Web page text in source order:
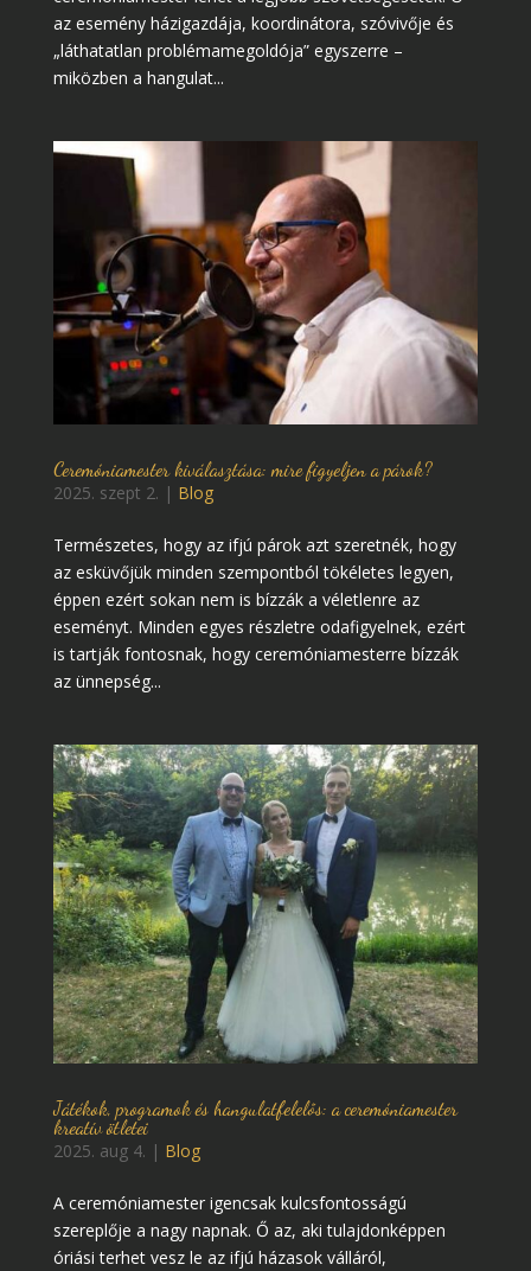
az esemény házigazdája, koordinátora, szóvivője és
„láthatatlan problémamegoldója” egyszerre –
miközben a hangulat...
Ceremóniamester kiválasztása: mire figyeljen a párok?
2025. szept 2. | Blog
Természetes, hogy az ifjú párok azt szeretnék, hogy
az esküvőjük minden szempontból tökéletes legyen,
éppen ezért sokan nem is bízzák a véletlenre az
eseményt. Minden egyes részletre odafigyelnek, ezért
is tartják fontosnak, hogy ceremóniamesterre bízzák
az ünnepség...
Játékok, programok és hangulatfelelős: a ceremóniamester
kreatív ötletei
2025. aug 4. | Blog
A ceremóniamester igencsak kulcsfontosságú
szereplője a nagy napnak. Ő az, aki tulajdonképpen
óriási terhet vesz le az ifjú házasok válláról,